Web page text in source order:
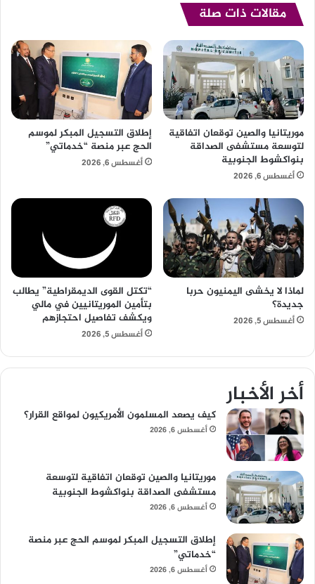
مقالات ذات صلة
موريتانيا والصين توقعان اتفاقية
لتوسعة مستشفى الصداقة
بنواكشوط الجنوبية
أغسطس 6, 2026
إطلاق التسجيل المبكر لموسم
الحج عبر منصة “خدماتي”
أغسطس 6, 2026
لماذا لا يخشى اليمنيون حربا
جديدة؟
أغسطس 5, 2026
“تكتل القوى الديمقراطية” يطالب
بتأمين الموريتانيين في مالي
ويكشف تفاصيل احتجازهم
أغسطس 5, 2026
أخر الأخبار
كيف يصعد المسلمون الأمريكيون لمواقع القرار؟
أغسطس 6, 2026
موريتانيا والصين توقعان اتفاقية لتوسعة
مستشفى الصداقة بنواكشوط الجنوبية
أغسطس 6, 2026
إطلاق التسجيل المبكر لموسم الحج عبر منصة
“خدماتي”
أغسطس 6, 2026